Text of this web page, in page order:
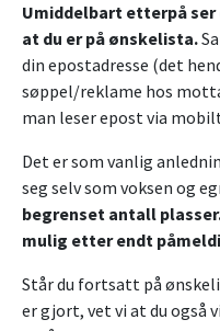
Umiddelbart etterpå ser
at du er på ønskelista.
din epostadresse (det
søppel/reklame hos
man leser epost via
Det er som vanlig
seg selv som voksen og
begrenset antall
mulig etter endt
Står du fortsatt på
er gjort, vet vi at du også